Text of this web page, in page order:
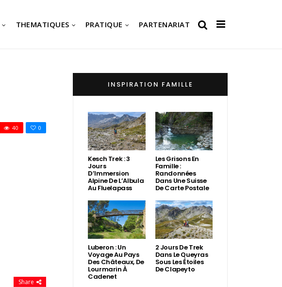
THEMATIQUES PRATIQUE PARTENARIAT
0
40
Share
INSPIRATION FAMILLE
Kesch Trek : 3
Jours
D’Immersion
Alpine De L’Albula
Au Fluelapass
Les Grisons En
Famille :
Randonnées
Dans Une Suisse
De Carte Postale
Luberon : Un
Voyage Au Pays
Des Châteaux, De
Lourmarin À
Cadenet
2 Jours De Trek
Dans Le Queyras
Sous Les Étoiles
De Clapeyto